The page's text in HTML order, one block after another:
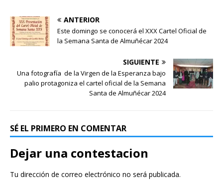
ANTERIOR
Este domingo se conocerá el XXX Cartel Oficial de
la Semana Santa de Almuñécar 2024
SIGUIENTE
Una fotografía de la Virgen de la Esperanza bajo
palio protagoniza el cartel oficial de la Semana
Santa de Almuñécar 2024
SÉ EL PRIMERO EN COMENTAR
Dejar una contestacion
Tu dirección de correo electrónico no será publicada.